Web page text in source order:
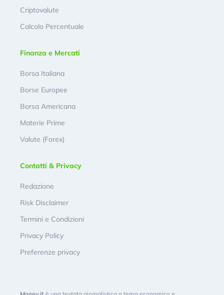
Criptovalute
Calcolo Percentuale
Finanza e Mercati
Borsa Italiana
Borse Europee
Borsa Americana
Materie Prime
Valute (Forex)
Contatti & Privacy
Redazione
Risk Disclaimer
Termini e Condizioni
Privacy Policy
Preferenze privacy